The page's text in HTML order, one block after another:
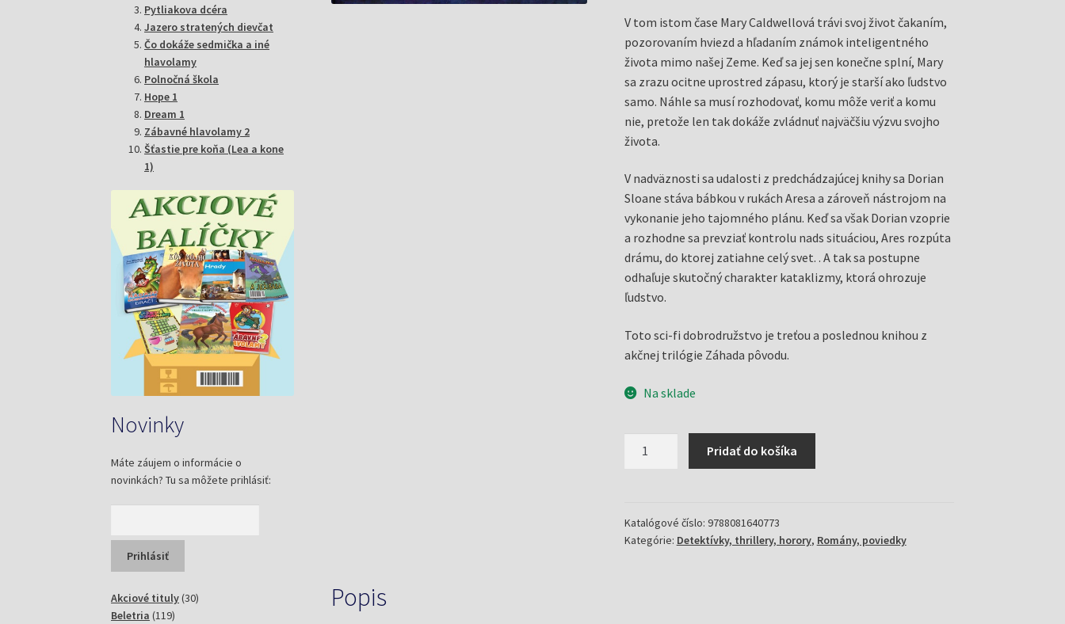
V tom istom čase Mary Caldwellová trávi svoj život čakaním,
pozorovaním hviezd a hľadaním známok inteligentného
života mimo našej Zeme. Keď sa jej sen konečne splní, Mary
sa zrazu ocitne uprostred zápasu, ktorý je starší ako ľudstvo
samo. Náhle sa musí rozhodovať, komu môže veriť a komu
nie, pretože len tak dokáže zvládnuť najväčšiu výzvu svojho
života.
V nadväznosti sa udalosti z predchádzajúcej knihy sa Dorian
Sloane stáva bábkou v rukách Aresa a zároveň nástrojom na
vykonanie jeho tajomného plánu. Keď sa však Dorian vzoprie
a rozhodne sa prevziať kontrolu nads situáciou, Ares rozpúta
drámu, do ktorej zatiahne celý svet. . A tak sa postupne
odhaľuje skutočný charakter kataklizmy, ktorá ohrozuje
ľudstvo.
Toto sci-fi dobrodružstvo je treťou a poslednou knihou z
akčnej trilógie Záhada pôvodu.
Na sklade
3.diel
(Riddle,
Pridať do košíka
Katalógové číslo: 9788081640773
Kategórie: Detektívky, thrillery, horory, Romány, poviedky
Popis
Pytliakova dcéra
Jazero stratených dievčat
Čo dokáže sedmička a iné
hlavolamy
Polnočná škola
Hope 1
Dream 1
Zábavné hlavolamy 2
Šťastie pre koňa (Lea a kone
1)
Novinky
Máte záujem o informácie o
novinkách? Tu sa môžete prihlásiť:
Akciové tituly 3030
Beletria 119119